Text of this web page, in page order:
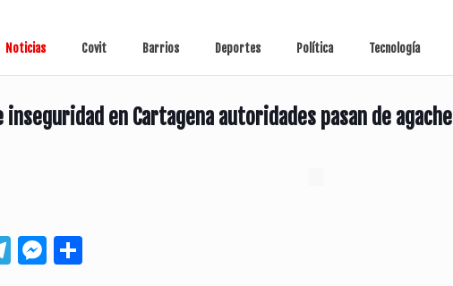
Noticias Covit Barrios Deportes Política Tecnología
inseguridad en Cartagena autoridades pasan de agache
Telegram
Messenger
Compartir